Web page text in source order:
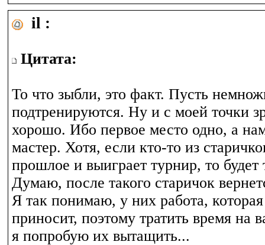
il :
Цитата:
То что зыбли, это факт. Пусть
подтренируются. Ну и с моей точки
хорошо. Ибо первое место одно, а
мастер. Хотя, если кто-то из
прошлое и выиграет турнир, то будет
Думаю, после такого старичок
Я так понимаю, у них работа,
приносит, поэтому тратить время на
я попробую их вытащить...